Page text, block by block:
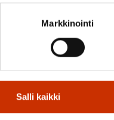
Markkinointi
Salli kaikki